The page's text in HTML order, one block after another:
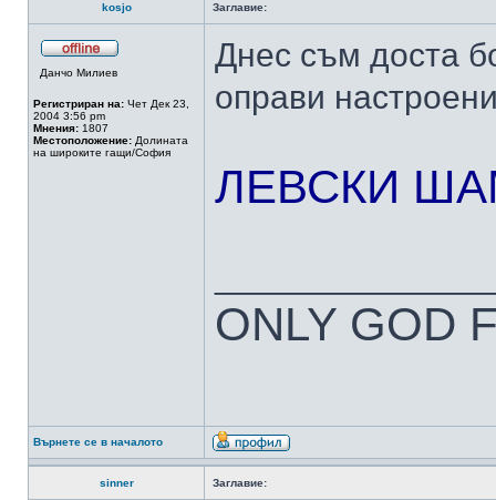
kosjo Заглавие:
Данчо Милиев
Регистриран на: Чет Дек 23,
2004 3:56 pm
Мнения: 1807
Местоположение: Долината
на широките гащи/София
Днес съм доста
оправи
ЛЕВСКИ
ONLY GOD
Върнете се в началото
sinner Заглавие: